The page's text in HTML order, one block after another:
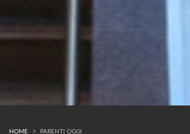
HOME PARENTI OGGI